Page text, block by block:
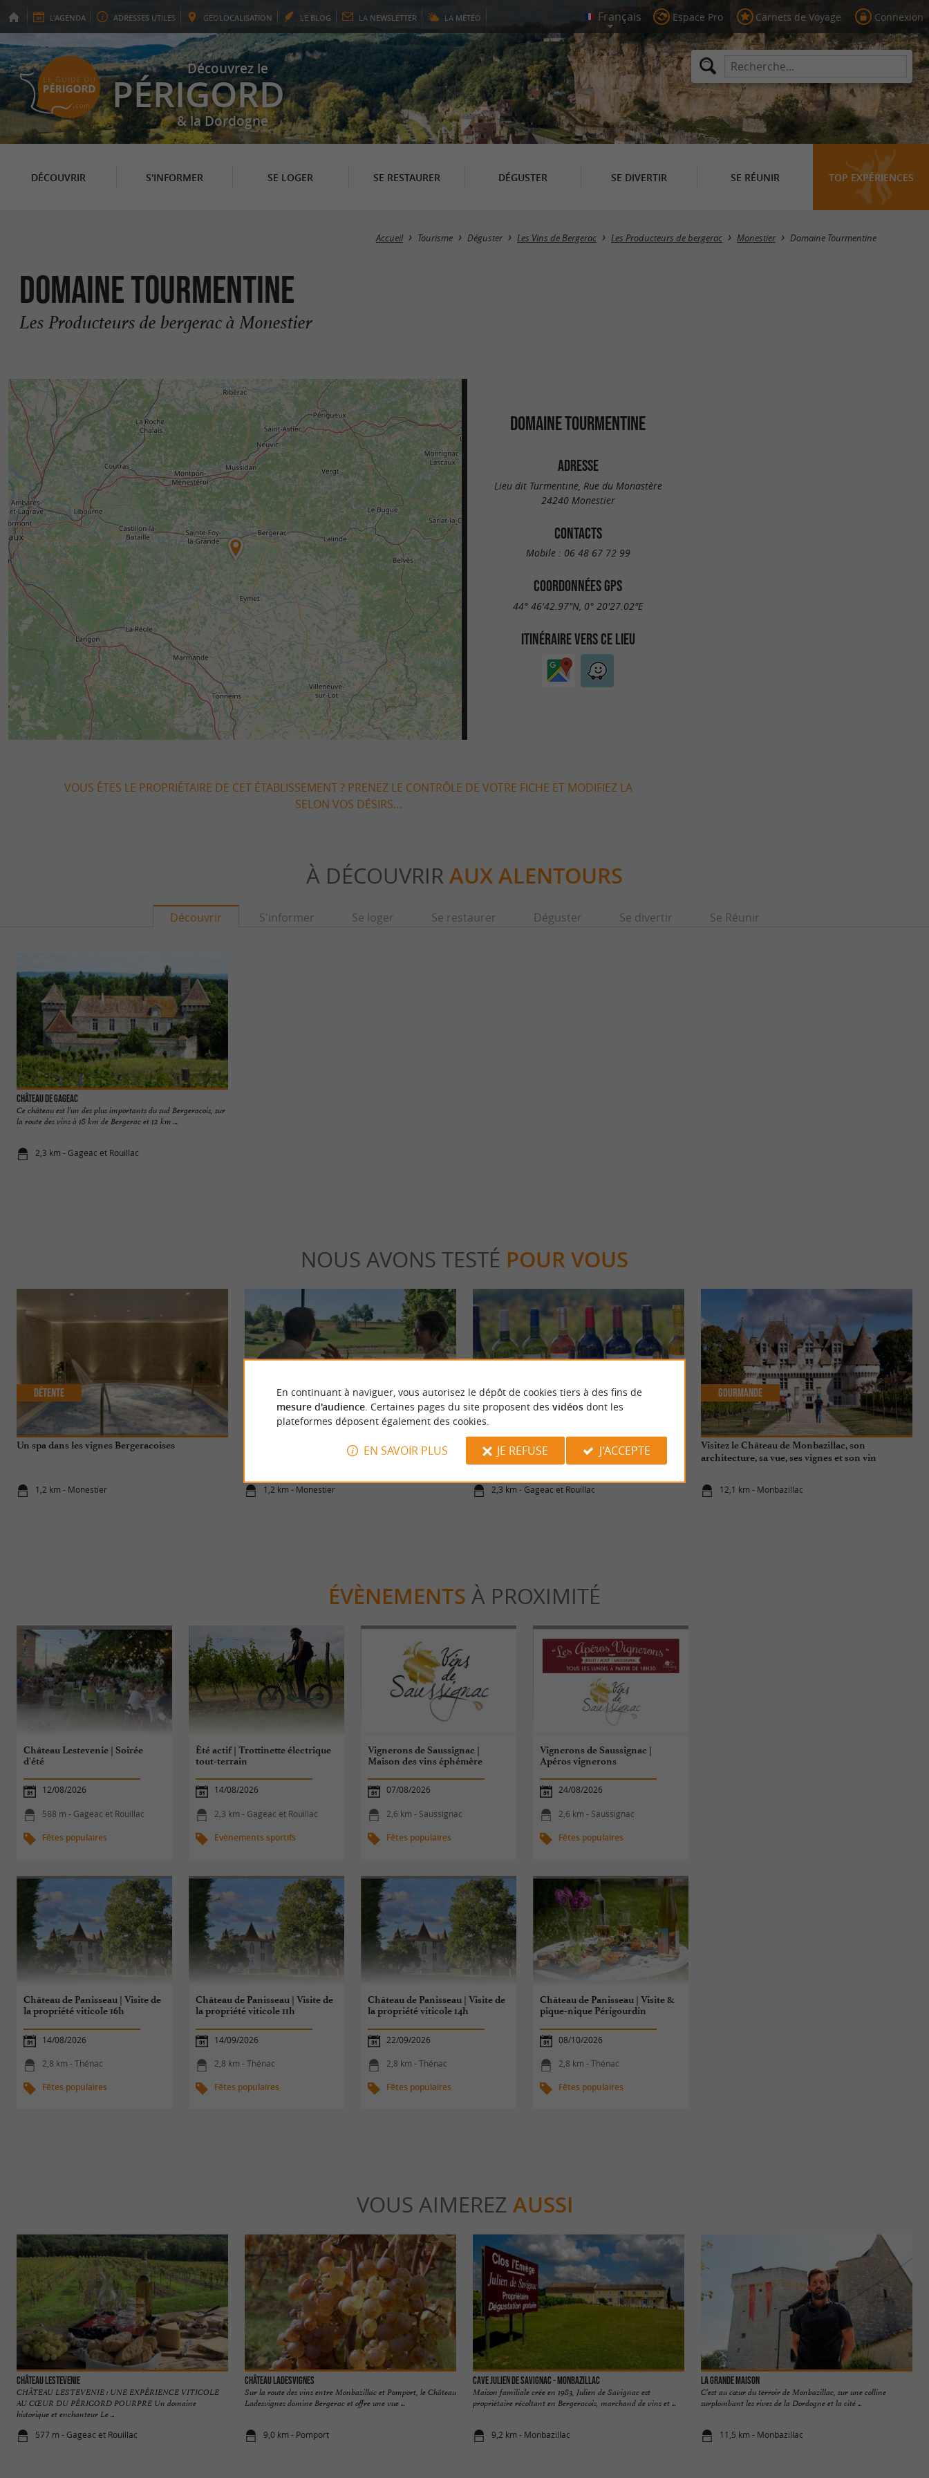
L'AGENDA ADRESSES UTILES GEOLOCALISATION LE BLOG LA NEWSLETTER LA MÉTÉO Espace Pro Carnets de Voyage Connexion
Découvrez le
PÉRIGORD
& la Dordogne
DÉCOUVRIR S'INFORMER SE LOGER SE RESTAURER DÉGUSTER SE DIVERTIR SE RÉUNIR TOP EXPÉRIENCES
Accueil Tourisme Déguster Les Vins de Bergerac Les Producteurs de bergerac Monestier Domaine Tourmentine
Domaine Tourmentine
Les Producteurs de bergerac à Monestier
DOMAINE TOURMENTINE
ADRESSE
Lieu dit Turmentine, Rue du Monastère
24240 Monestier
CONTACTS
Mobile : 06 48 67 72 99
COORDONNÉES GPS
44° 46'42.97"N, 0° 20'27.02"E
ITINÉRAIRE VERS CE LIEU
VOUS ÊTES LE PROPRIÉTAIRE DE CET ÉTABLISSEMENT ? PRENEZ LE CONTRÔLE DE VOTRE FICHE ET MODIFIEZ LA
SELON VOS DÉSIRS...
À DÉCOUVRIR AUX ALENTOURS
Découvrir S'informer Se loger Se restaurer Déguster Se divertir Se Réunir
Château de Gageac
Ce château est l’un des plus importants du sud Bergeracois, sur
la route des vins à 18 km de Bergerac et 12 km ...
2,3 km - Gageac et Rouillac
NOUS AVONS TESTÉ POUR VOUS
Un spa dans les vignes Bergeracoises
1,2 km - Monestier
Détente
Les Fresques : une étoile au cœur des vignes
1,2 km - Monestier
Gourmande
Le Château de Lestevenie, l’amour du vin partagé
avec passion aux portes de Bergerac
2,3 km - Gageac et Rouillac
Gourmande
Visitez le Château de Monbazillac, son
architecture, sa vue, ses vignes et son vin
12,1 km - Monbazillac
Gourmande
ÉVÈNEMENTS À PROXIMITÉ
Château Lestevenie | Soirée
d'été
12/08/2026
588 m - Gageac et Rouillac
Fêtes populaires
Été actif | Trottinette électrique
tout-terrain
14/08/2026
2,3 km - Gageac et Rouillac
Evènements sportifs
Vignerons de Saussignac |
Maison des vins éphémère
07/08/2026
2,6 km - Saussignac
Fêtes populaires
Vignerons de Saussignac |
Apéros vignerons
24/08/2026
2,6 km - Saussignac
Fêtes populaires
Château de Panisseau | Visite de
la propriété viticole 16h
14/08/2026
2,8 km - Thénac
Fêtes populaires
Château de Panisseau | Visite de
la propriété viticole 11h
14/09/2026
2,8 km - Thénac
Fêtes populaires
Château de Panisseau | Visite de
la propriété viticole 14h
22/09/2026
2,8 km - Thénac
Fêtes populaires
Château de Panisseau | Visite &
pique-nique Périgourdin
08/10/2026
2,8 km - Thénac
Fêtes populaires
VOUS AIMEREZ AUSSI
Château Lestevenie
CHÂTEAU LESTEVENIE : UNE EXPÉRIENCE VITICOLE
AU CŒUR DU PÉRIGORD POURPRE Un domaine
historique et enchanteur Le ...
577 m - Gageac et Rouillac
Château Ladesvignes
Sur la route des vins entre Monbazillac et Pomport, le Château
Ladesvignes domine Bergerac et offre une vue ...
9,0 km - Pomport
Cave Julien de Savignac - Monbazillac
Maison familiale crée en 1983, Julien de Savignac est
propriétaire récoltant en Bergeracois, marchand de vins et ...
9,2 km - Monbazillac
La Grande Maison
C’est au cœur du terroir de Monbazillac, sur une colline
surplombant les rives de la Dordogne et la cité ...
11,5 km - Monbazillac
En continuant à naviguer, vous autorisez le dépôt de cookies tiers à des fins de
mesure d'audience. Certaines pages du site proposent des vidéosdont les
plateformes déposent également des cookies.
EN SAVOIR PLUS JE REFUSE J'ACCEPTE